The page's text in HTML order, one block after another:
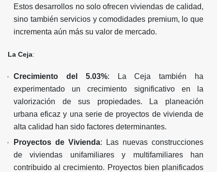
Estos desarrollos no solo ofrecen viviendas de calidad,
sino también servicios y comodidades premium, lo que
incrementa aún más su valor de mercado.
La Ceja:
Crecimiento del 5.03%: La Ceja también ha
experimentado un crecimiento significativo en la
valorización de sus propiedades. La planeación
urbana eficaz y una serie de proyectos de vivienda de
alta calidad han sido factores determinantes.
Proyectos de Vivienda: Las nuevas construcciones
de viviendas unifamiliares y multifamiliares han
contribuido al crecimiento. Proyectos bien planificados